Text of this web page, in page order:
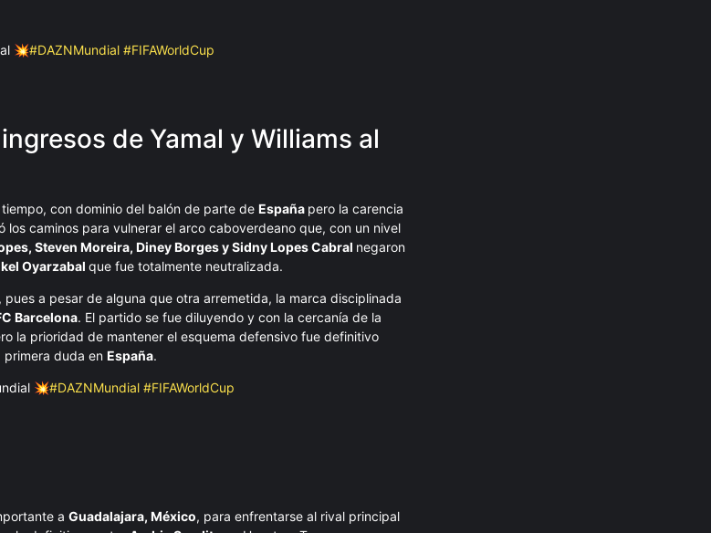
💥#DAZNMundial #FIFAWorldCup
de Yamal y Williams al
con dominio del balón de parte de España pero la carencia
caminos para vulnerar el arco caboverdeano que, con un nivel
Steven Moreira, Diney Borges y Sidny Lopes Cabral negaron
Oyarzabal que fue totalmente neutralizada.
a pesar de alguna que otra arremetida, la marca disciplinada
Barcelona. El partido se fue diluyendo y con la cercanía de la
la prioridad de mantener el esquema defensivo fue definitivo
primera duda en España.
💥#DAZNMundial #FIFAWorldCup
a Guadalajara, México, para enfrentarse al rival principal